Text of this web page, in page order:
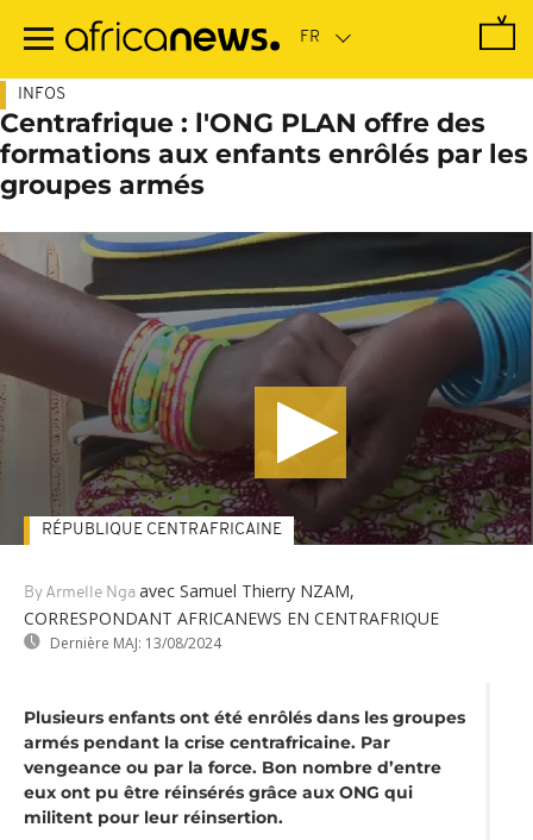
contenu
INFOS
Centrafrique : l'ONG PLAN offre des
formations aux enfants enrôlés par les
groupes armés
By Armelle Nga avec Samuel Thierry NZAM,
CORRESPONDANT AFRICANEWS EN CENTRAFRIQUE
Dernière MAJ: 13/08/2024
RÉPUBLIQUE CENTRAFRICAINE
Plusieurs enfants ont été enrôlés dans les groupes
armés pendant la crise centrafricaine. Par
vengeance ou par la force. Bon nombre d’entre
eux ont pu être réinsérés grâce aux ONG qui
militent pour leur réinsertion.